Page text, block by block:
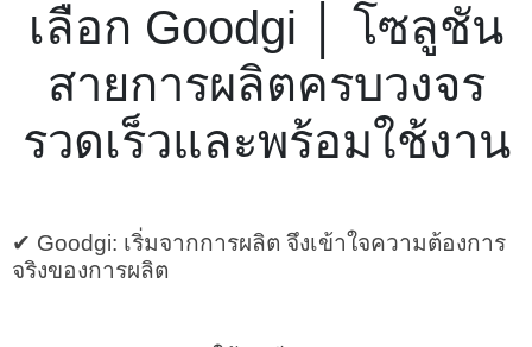
เลือก Goodgi │ โซลูชัน
สายการผลิตครบวงจร
รวดเร็วและพร้อมใช้งาน
✔︎ Goodgi: เริ่มจากการผลิต จึงเข้าใจความต้องการ
จริงของการผลิต